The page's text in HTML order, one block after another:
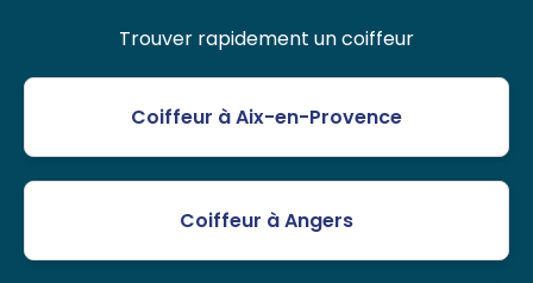
Trouver rapidement un coiffeur
Coiffeur à Aix-en-Provence
Coiffeur à Angers